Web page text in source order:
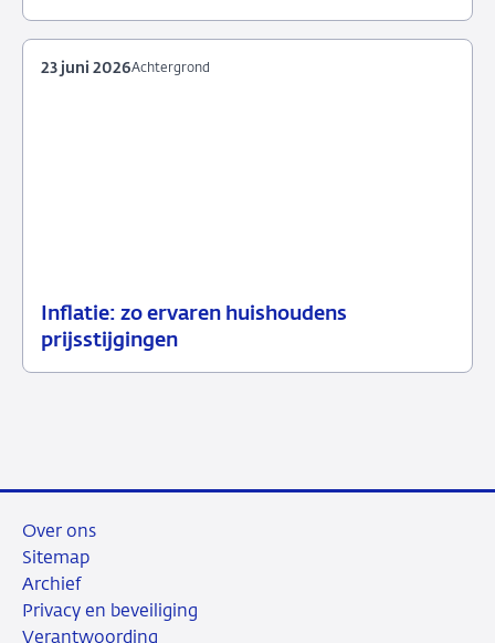
Inflatie: zo ervaren huishoudens
prijsstijgingen
23
Achtergrond
Achtergrond
23 juni 2026
Over ons
Sitemap
Archief
Privacy en beveiliging
Verantwoording